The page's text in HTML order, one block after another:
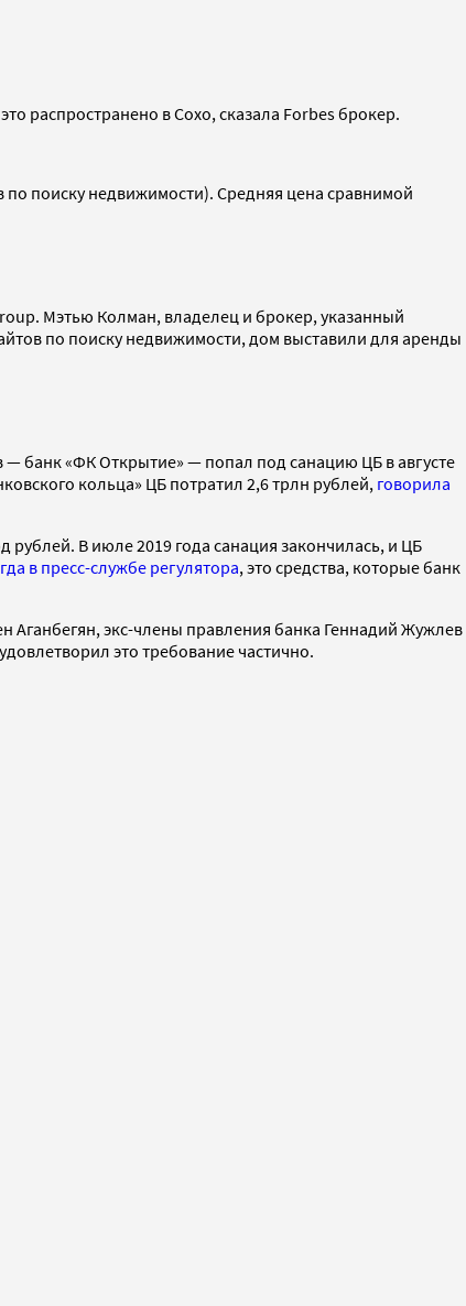
распространено в Сохо, сказала Forbes брокер.
по поиску недвижимости). Средняя цена сравнимой
Мэтью Колман, владелец и брокер, указанный
по поиску недвижимости, дом выставили для аренды
банк «ФК Открытие» — попал под санацию ЦБ в августе
кольца» ЦБ потратил 2,6 трлн рублей, говорила
рублей. В июле 2019 года санация закончилась, и ЦБ
в пресс-службе регулятора, это средства, которые банк
экс-члены правления банка Геннадий Жужлев
это требование частично.